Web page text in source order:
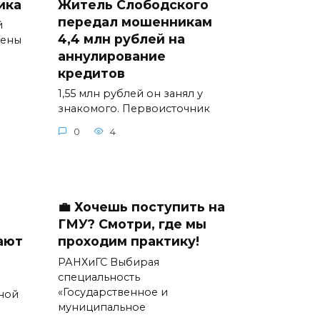
Житель Слободского
передал мошенникам
4,4 млн рублей на
аннулирование
кредитов
1,55 млн рублей он занял у
знакомого. Первоисточник
0 4
💼 Хочешь поступить на
ГМУ? Смотри, где мы
проходим практику!
РАНХиГС Выбирая
специальность
«Государственное и
муниципальное